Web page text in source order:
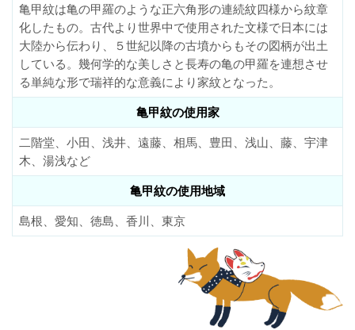
亀甲紋は亀の甲羅のような正六角形の連続紋四様から紋章
化したもの。古代より世界中で使用された文様で日本には
大陸から伝わり、５世紀以降の古墳からもその図柄が出土
している。幾何学的な美しさと長寿の亀の甲羅を連想させ
る単純な形で瑞祥的な意義により家紋となった。
亀甲紋の使用家
二階堂、小田、浅井、遠藤、相馬、豊田、浅山、藤、宇津
木、湯浅など
亀甲紋の使用地域
島根、愛知、徳島、香川、東京